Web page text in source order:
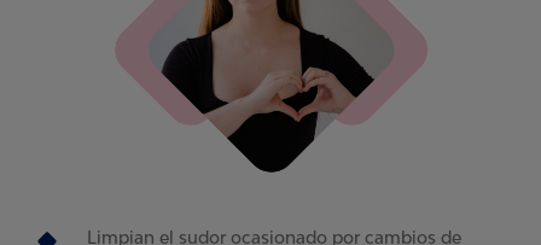
Limpian el sudor ocasionado por cambios de